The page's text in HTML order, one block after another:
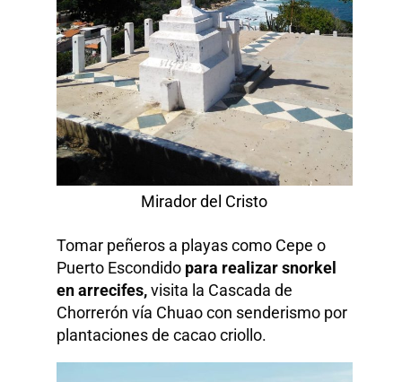
Mirador del Cristo
Tomar peñeros a playas como Cepe o
Puerto Escondido para realizar snorkel
en arrecifes,visita la Cascada de
Chorrerón vía Chuao con senderismo por
plantaciones de cacao criollo.